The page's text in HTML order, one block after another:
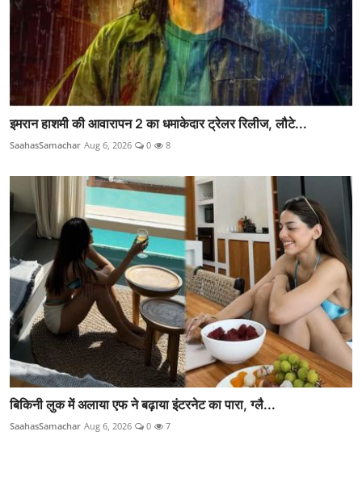
इमरान हाशमी की आवारापन 2 का धमाकेदार ट्रेलर रिलीज, लौटे...
SaahasSamachar Aug 6, 2026 0 8
बिकिनी लुक में अलाया एफ ने बढ़ाया इंटरनेट का पारा, ग्लै...
SaahasSamachar Aug 6, 2026 0 7